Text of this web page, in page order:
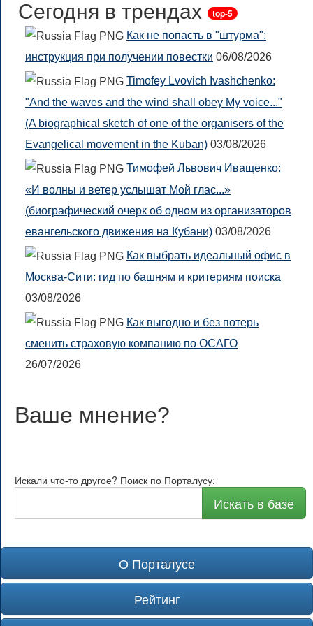
Сегодня в трендах top-5
Как не попасть в "штурма":
инструкция при получении повестки 06/08/2026
Timofey Lvovich Ivashchenko:
"And the waves and the wind shall obey My voice..."
(A biographical sketch of one of the organisers of the
Evangelical movement in the Kuban) 03/08/2026
Тимофей Львович Иващенко:
«И волны и ветер услышат Мой глас...»
(биографический очерк об одном из организаторов
евангельского движения на Кубани) 03/08/2026
Как выбрать идеальный офис в
Москва-Сити: гид по башням и критериям поиска
03/08/2026
Как выгодно и без потерь
сменить страховую компанию по ОСАГО
26/07/2026
Ваше мнение?
Искали что-то другое? Поиск по Порталусу:
Искать в базе
О Порталусе
Рейтинг